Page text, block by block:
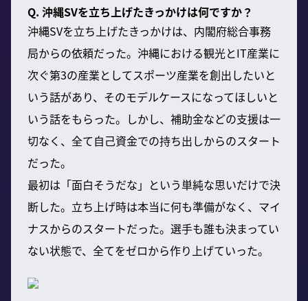
Q. 沖縄SVを立ち上げたきっかけは何ですか？
沖縄SVを立ち上げたきっかけは、内閣府総合事務
局からの依頼だった。沖縄における観光とIT産業に
次ぐ第3の産業としてスポーツ産業を創出したいと
いう話があり、そのモデルケースになってほしいと
いう話をもらった。しかし、補助金などの支援は一
切なく、全て自己資金での持ち出しからのスタート
だった。
最初は「面白そうだな」という単純な思いだけで決
断した。立ち上げ時は本当に何も準備がなく、マイ
ナスからのスタートだった。選手も誰も決まってい
ない状態で、全てをゼロから作り上げていった。